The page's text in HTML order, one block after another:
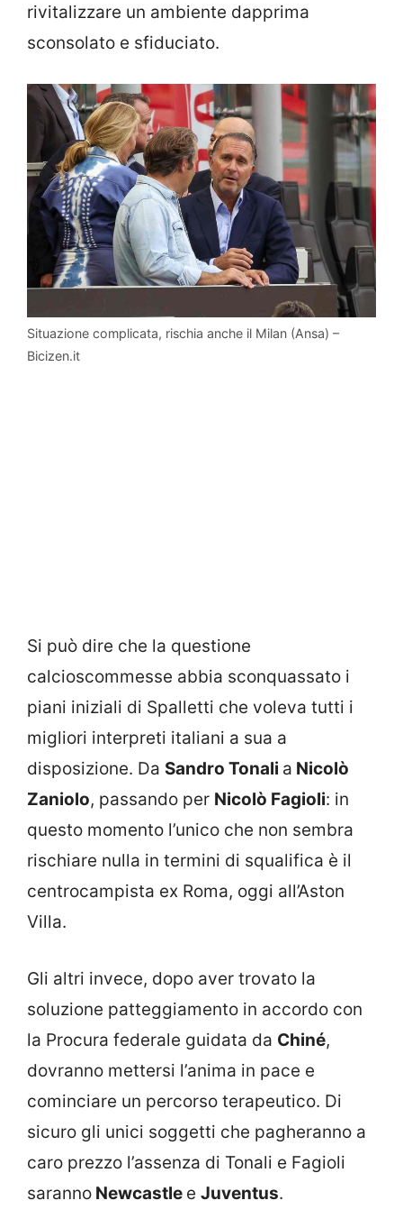
rivitalizzare un ambiente dapprima
sconsolato e sfiduciato.
Situazione complicata, rischia anche il Milan (Ansa) –
Bicizen.it
Si può dire che la questione
calcioscommesse abbia sconquassato i
piani iniziali di Spalletti che voleva tutti i
migliori interpreti italiani a sua a
disposizione. Da Sandro Tonali a Nicolò
Zaniolo, passando per Nicolò Fagioli: in
questo momento l’unico che non sembra
rischiare nulla in termini di squalifica è il
centrocampista ex Roma, oggi all’Aston
Villa.
Gli altri invece, dopo aver trovato la
soluzione patteggiamento in accordo con
la Procura federale guidata da Chiné,
dovranno mettersi l’anima in pace e
cominciare un percorso terapeutico. Di
sicuro gli unici soggetti che pagheranno a
caro prezzo l’assenza di Tonali e Fagioli
saranno Newcastle e Juventus.